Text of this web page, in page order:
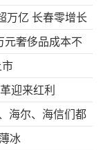
万亿 长春零增长
元奢侈品成本不
市
迎来红利
海尔、海信们都
冰